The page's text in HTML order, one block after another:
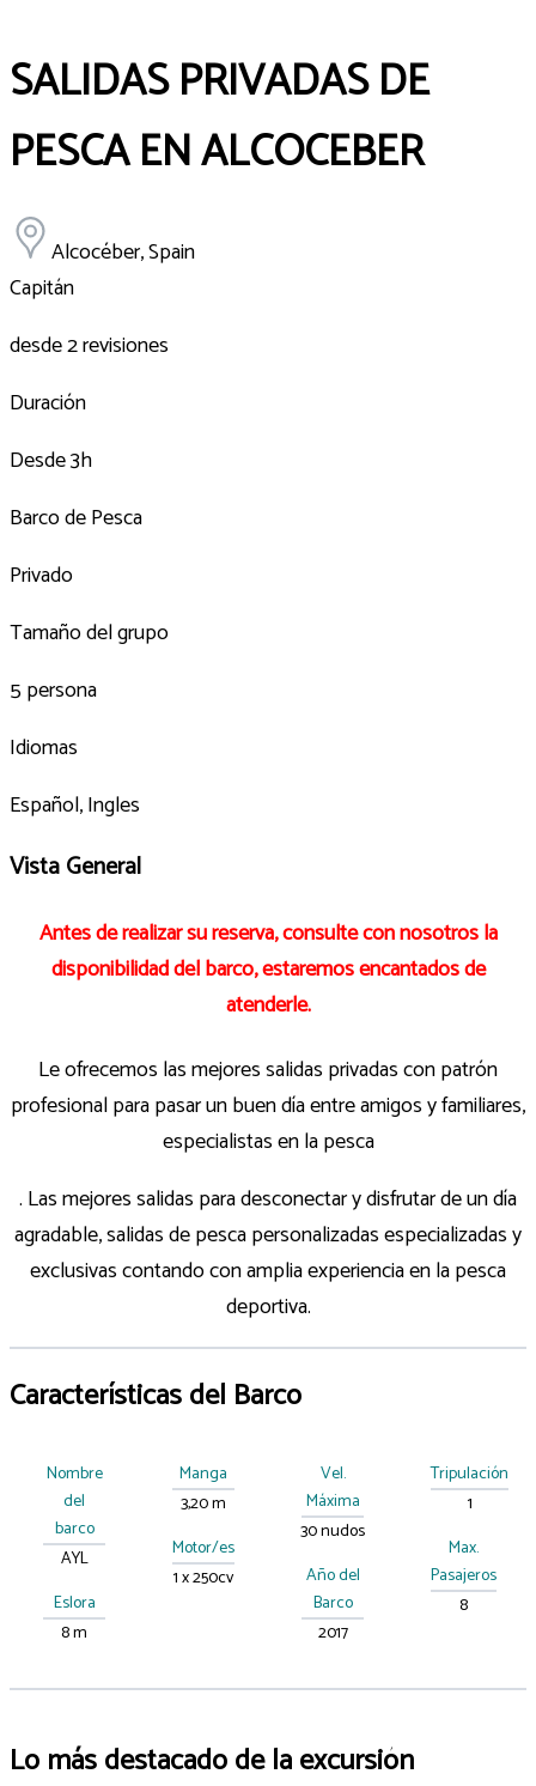
SALIDAS PRIVADAS DE
PESCA EN ALCOCEBER
Alcocéber, Spain
Capitán
desde 2 revisiones
Duración
Desde 3h
Barco de Pesca
Privado
Tamaño del grupo
5 persona
Idiomas
Español, Ingles
Vista General
Antes de realizar su reserva, consulte con nosotros la
disponibilidad del barco, estaremos encantados de
atenderle.
Le ofrecemos las mejores salidas privadas con patrón
profesional para pasar un buen día entre amigos y familiares,
especialistas en la pesca
. Las mejores salidas para desconectar y disfrutar de un día
agradable, salidas de pesca personalizadas especializadas y
exclusivas contando con amplia experiencia en la pesca
deportiva.
Características del Barco
Nombre
del
barco
AYL
Eslora
8 m
Manga
3,20 m
Motor/es
1 x 250cv
Vel.
Máxima
30 nudos
Año del
Barco
2017
Tripulación
1
Max.
Pasajeros
8
Lo más destacado de la excursión